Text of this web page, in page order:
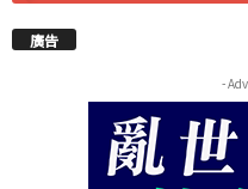
廣告
-